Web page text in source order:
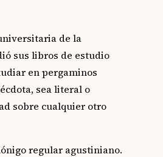
de la
sus libros de estudio
en pergaminos
sea literal o
sobre cualquier otro
regular agustiniano.